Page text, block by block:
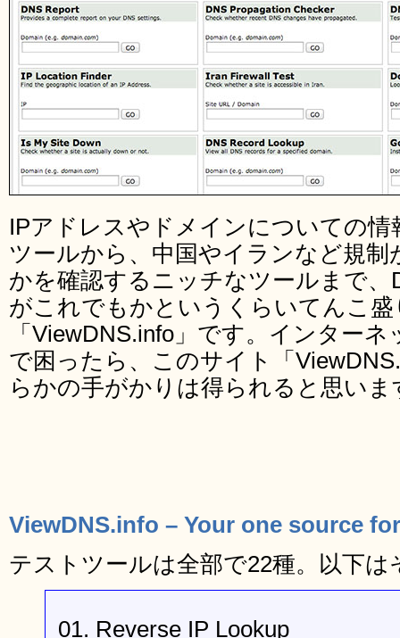
IPアドレスやドメインについての
ツールから、中国やイランなど規制
かを確認するニッチなツールまで
がこれでもかというくらいてんこ
「ViewDNS.info」です。インター
で困ったら、このサイト「
らかの手がかりは得られると思いま
ViewDNS.info – Your one source
テストツールは全部で22種。以下
01. Reverse IP Lookup